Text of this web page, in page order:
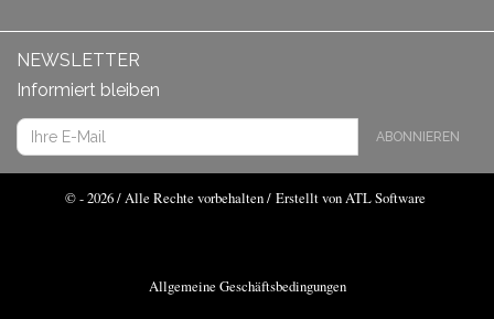
NEWSLETTER
Informiert bleiben
ABONNIEREN
© - 2026 / Alle Rechte vorbehalten / Erstellt von ATL Software
Allgemeine Geschäftsbedingungen